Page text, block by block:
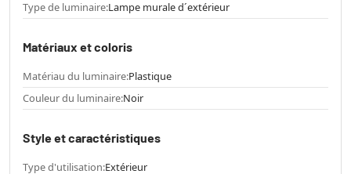
Type de luminaire:Lampe murale d´extérieur
Matériaux et coloris
Matériau du luminaire:Plastique
Couleur du luminaire:Noir
Style et caractéristiques
Type d'utilisation:Extérieur